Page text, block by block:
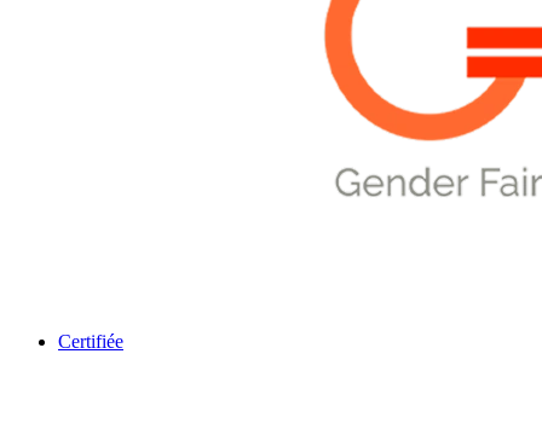
Certifiée